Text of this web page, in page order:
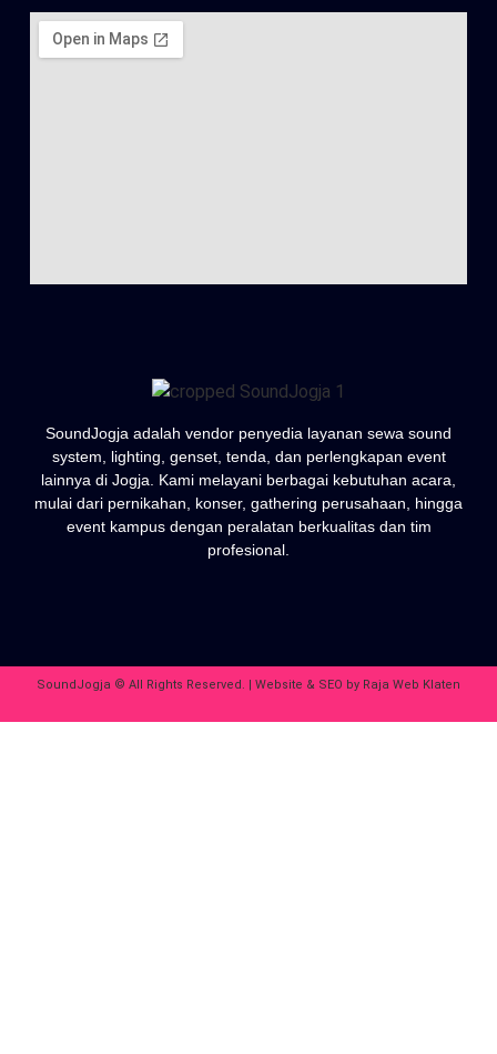
SoundJogja adalah vendor penyedia layanan sewa sound
system, lighting, genset, tenda, dan perlengkapan event
lainnya di Jogja. Kami melayani berbagai kebutuhan acara,
mulai dari pernikahan, konser, gathering perusahaan, hingga
event kampus dengan peralatan berkualitas dan tim
profesional.
SoundJogja © All Rights Reserved. | Website & SEO by Raja Web Klaten